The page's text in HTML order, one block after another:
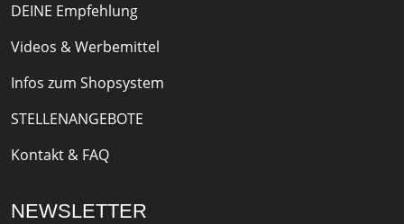
DEINE Empfehlung
Videos & Werbemittel
Infos zum Shopsystem
STELLENANGEBOTE
Kontakt & FAQ
NEWSLETTER